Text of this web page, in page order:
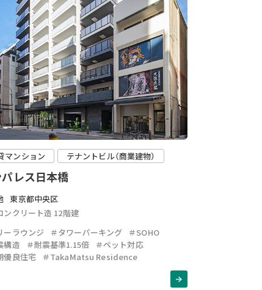
マンション テナントビル（商業建物）
レス日本橋
東京都中央区
ンクリート造 12階建
ーラウンジ
＃タワーパーキング
＃SOHO
構造
＃耐震基準1.15倍
＃ペット対応
優良住宅
＃TakaMatsu Residence